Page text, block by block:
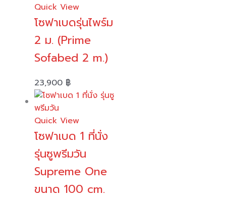
Quick View
โซฟาเบดรุ่นไพร์ม
2 ม. (Prime
Sofabed 2 m.)
23,900 ฿
Quick View
โซฟาเบด 1 ที่นั่ง
รุ่นซูพรีมวัน
Supreme One
ขนาด 100 cm.